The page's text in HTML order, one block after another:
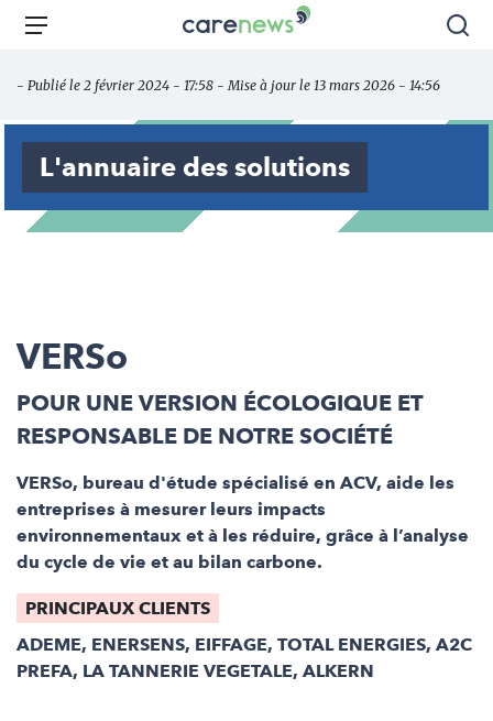
Aller
principal
Carenews,
des
acteurs
l'engagement
Menu
- Publié le 2 février 2024 - 17:58 - Mise à jour le 13 mars 2026 - 14:56
L'annuaire des solutions
VERSo
POUR UNE VERSION ÉCOLOGIQUE ET
RESPONSABLE DE NOTRE SOCIÉTÉ
VERSo, bureau d'étude spécialisé en ACV, aide les
entreprises à mesurer leurs impacts
environnementaux et à les réduire, grâce à l’analyse
du cycle de vie et au bilan carbone.
PRINCIPAUX CLIENTS
ADEME, ENERSENS, EIFFAGE, TOTAL ENERGIES, A2C
PREFA, LA TANNERIE VEGETALE, ALKERN